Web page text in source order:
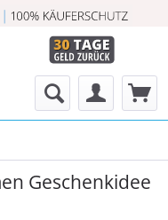
Geschenkidee